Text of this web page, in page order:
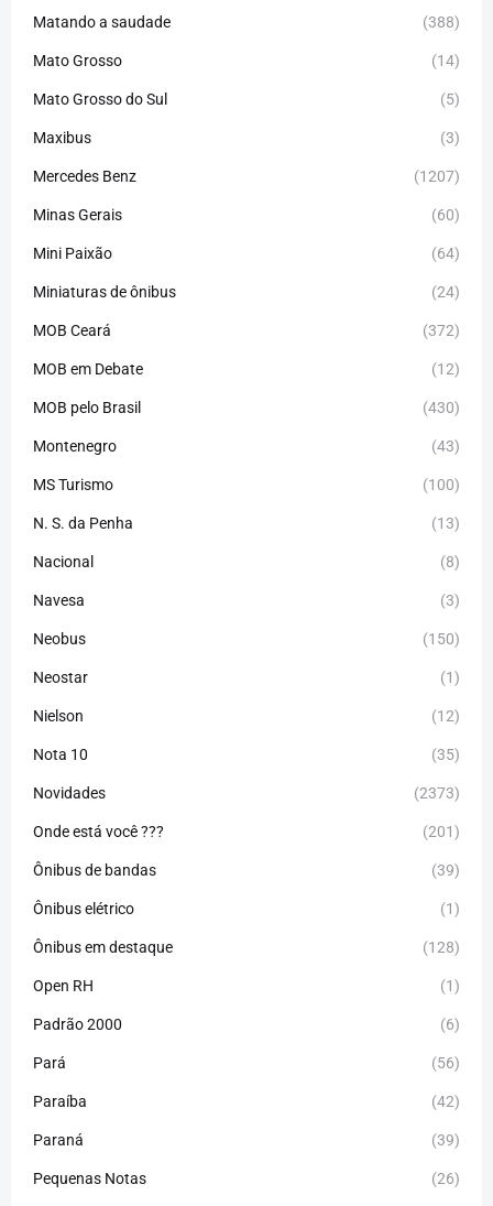
Matando a saudade (388)
Mato Grosso (14)
Mato Grosso do Sul (5)
Maxibus (3)
Mercedes Benz (1207)
Minas Gerais (60)
Mini Paixão (64)
Miniaturas de ônibus (24)
MOB Ceará (372)
MOB em Debate (12)
MOB pelo Brasil (430)
Montenegro (43)
MS Turismo (100)
N. S. da Penha (13)
Nacional (8)
Navesa (3)
Neobus (150)
Neostar (1)
Nielson (12)
Nota 10 (35)
Novidades (2373)
Onde está você ??? (201)
Ônibus de bandas (39)
Ônibus elétrico (1)
Ônibus em destaque (128)
Open RH (1)
Padrão 2000 (6)
Pará (56)
Paraíba (42)
Paraná (39)
Pequenas Notas (26)